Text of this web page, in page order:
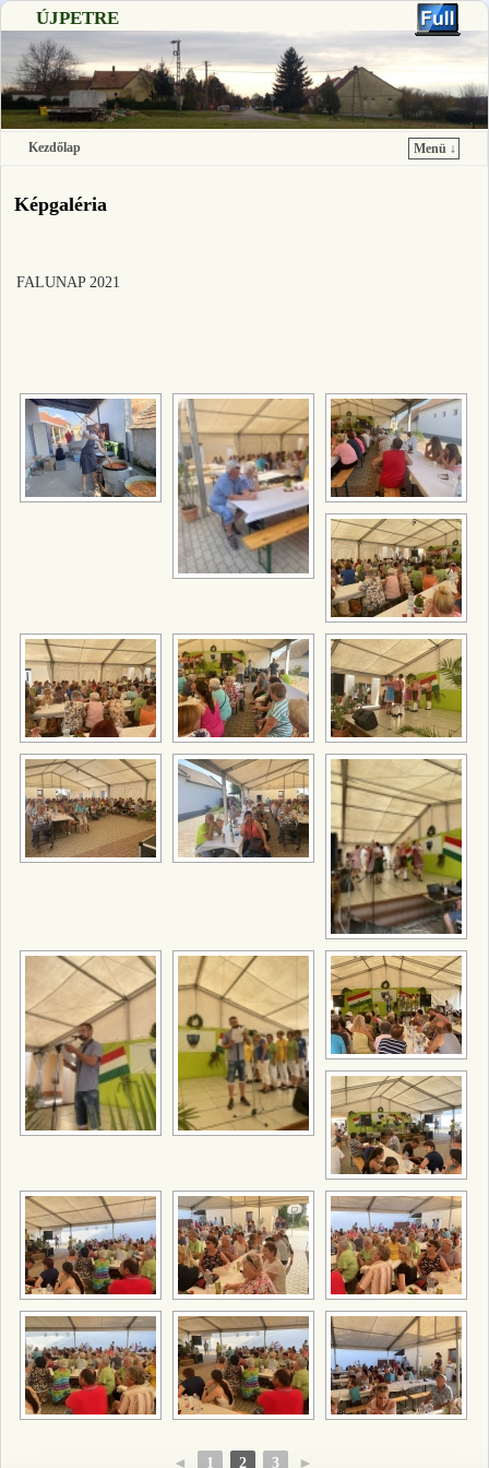
ÚJPETRE
Kezdőlap
Menü ↓
Képgaléria
FALUNAP 2021
◄ 1 2 3 ►